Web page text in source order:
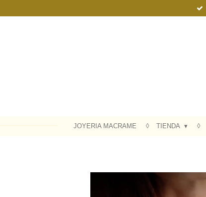
al
JOYERIA MACRAME TIENDA